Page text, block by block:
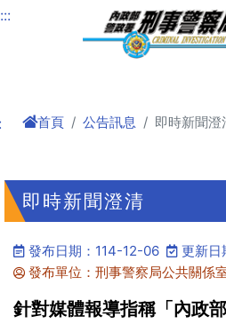
進入內容區塊
:::
首頁 公告訊息 即時新聞澄
即時新聞澄清
發布日期：114-12-06
更新
發布單位：刑事警察局公共關係
針對媒體報導指稱「內政